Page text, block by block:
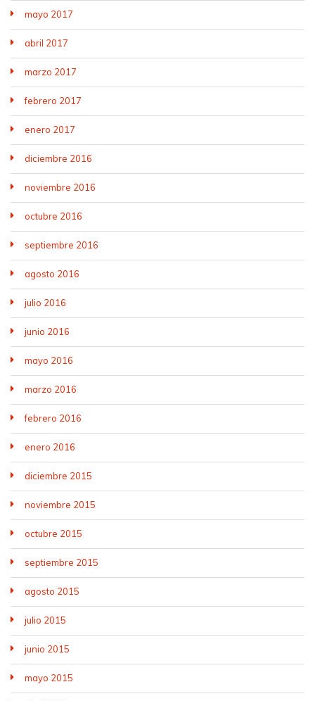
mayo 2017
abril 2017
marzo 2017
febrero 2017
enero 2017
diciembre 2016
noviembre 2016
octubre 2016
septiembre 2016
agosto 2016
julio 2016
junio 2016
mayo 2016
marzo 2016
febrero 2016
enero 2016
diciembre 2015
noviembre 2015
octubre 2015
septiembre 2015
agosto 2015
julio 2015
junio 2015
mayo 2015